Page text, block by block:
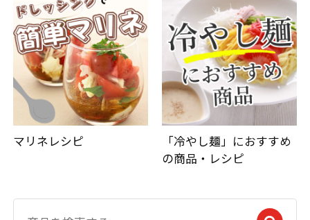
マリネレシピ
「冷やし麺」におすすめ
の商品・レシピ